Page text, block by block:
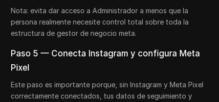
Nota: evita dar acceso a Administrador a menos que la
persona realmente necesite control total sobre toda la
estructura de gestor de negocio meta.
Paso 5 — Conecta Instagram y configura Meta
Pixel
Este paso es importante porque, sin Instagram y Meta Pixel
correctamente conectados, tus datos de seguimiento y